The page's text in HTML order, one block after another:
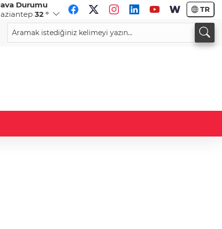
Durumu
32 ° TR
CHF
58,9453 %0,05
33,9445